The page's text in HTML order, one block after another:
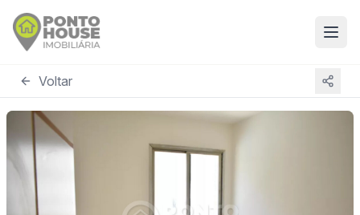
Voltar